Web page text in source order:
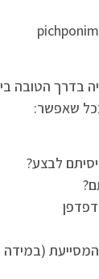
בדרך הטובה
שאפשר:
לבצע?
המסייעת